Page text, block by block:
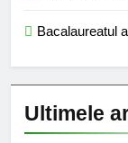
Bacalaureatul
Ultimele